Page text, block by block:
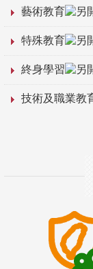
藝術教育
特殊教育
終身學習
技術及職業教